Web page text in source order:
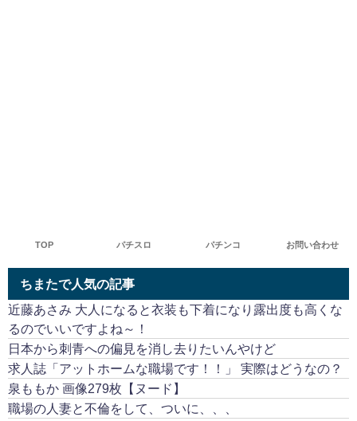
TOP パチスロ パチンコ お問い合わせ
ちまたで人気の記事
近藤あさみ 大人になると衣装も下着になり露出度も高くな
るのでいいですよね～！
日本から刺青への偏見を消し去りたいんやけど
求人誌「アットホームな職場です！！」 実際はどうなの？
泉ももか 画像279枚【ヌード】
職場の人妻と不倫をして、ついに、、、